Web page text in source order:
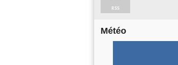
RSS
Météo